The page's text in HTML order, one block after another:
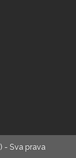
- Sva prava